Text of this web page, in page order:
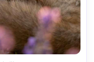
com
→